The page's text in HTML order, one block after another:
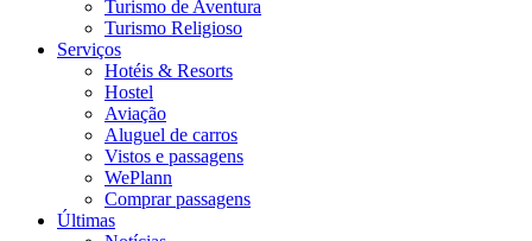
Turismo de Aventura
Turismo Religioso
Serviços
Hotéis & Resorts
Hostel
Aviação
Aluguel de carros
Vistos e passagens
WePlann
Comprar passagens
Últimas